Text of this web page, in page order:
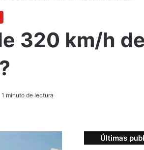
320 km/h
1 minuto de lectura
Últimas